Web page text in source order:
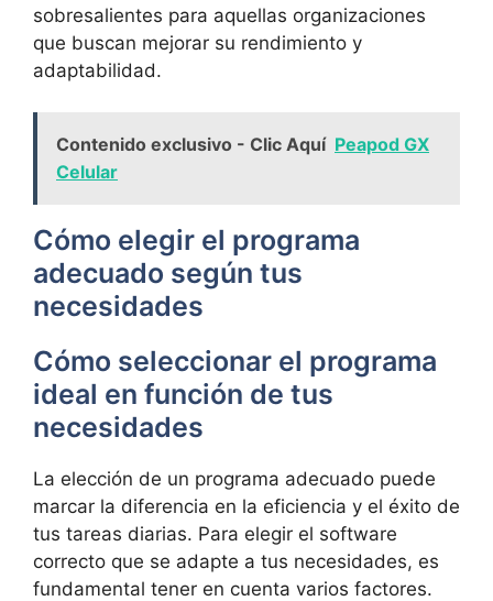
sobresalientes para ‍aquellas organizaciones
que ⁣buscan mejorar su rendimiento y
adaptabilidad.
Contenido exclusivo - Clic Aquí Peapod GX
Celular
Cómo elegir el programa
adecuado según tus
necesidades
Cómo seleccionar ‌el programa
ideal en función de ⁤tus
necesidades
La elección de un programa adecuado ‌puede
marcar​ la diferencia en la eficiencia​ y el éxito de
tus tareas diarias. Para elegir el software ​
correcto que se adapte a tus necesidades, es
fundamental tener‍ en cuenta ⁤varios factores.